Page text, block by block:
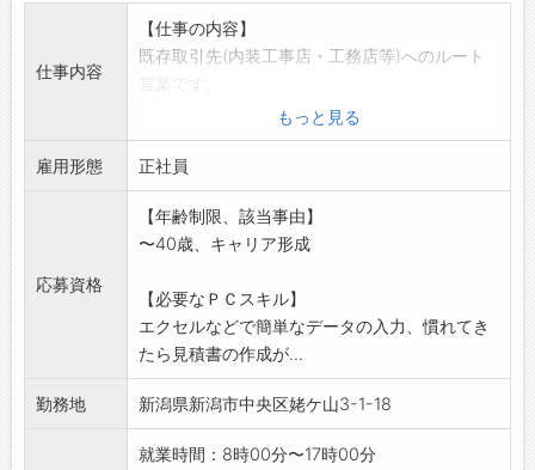
仕事内容
【仕事の内容】
既存取引先(内装工事店・工務店等)へのルート
社用車で担当エリアを訪問し、内装資材(壁紙・
床材など)の納品
や発注業務などを行います。
飛び込み営業はなく、既存のお客様との信頼関
係を大切にしながら
、商品の提案や受注につなげていく仕事です。
ありません。
入社後は上司や先輩社員と同行しながら、業務
を徐々に覚えていた
だけますので、業界未経験の方でも安心してス
タートできます。
もっと見る
雇用形態 正社員
応募資格
【年齢制限、該当事由】
〜40歳、キャリア形成
【必要なＰＣスキル】
エクセルなどで簡単なデータの入力、慣れてき
たら見積書の作成が...
勤務地 新潟県新潟市中央区姥ケ山3-1-18
就業時間：8時00分〜17時00分